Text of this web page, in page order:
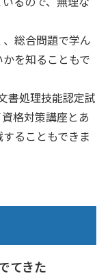
総合問題で学ん
を知ることもで
書処理技能認定試
格対策講座とあ
ることもできま
てきた